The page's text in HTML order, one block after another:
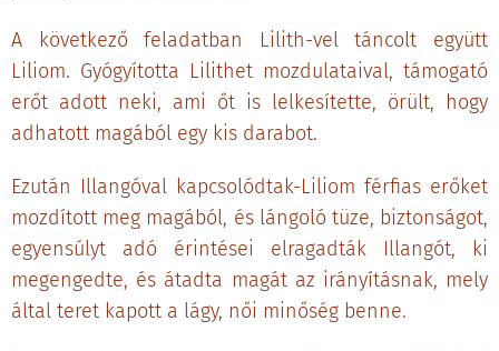
A következő feladatban Lilith-vel táncolt együtt
Liliom. Gyógyította Lilithet mozdulataival, támogató
erőt adott neki, ami őt is lelkesítette, örült, hogy
adhatott magából egy kis darabot.
Ezután Illangóval kapcsolódtak-Liliom férfias erőket
mozdított meg magából, és lángoló tüze, biztonságot,
egyensúlyt adó érintései elragadták Illangót, ki
megengedte, és átadta magát az irányításnak, mely
által teret kapott a lágy, női minőség benne.